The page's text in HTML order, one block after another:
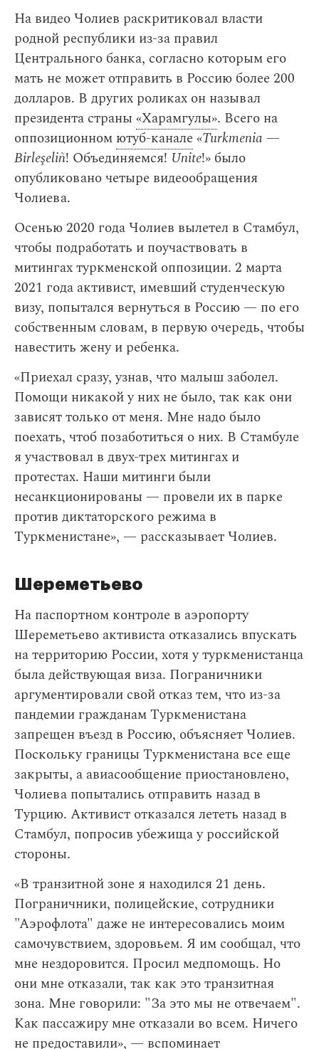
На видео Чолиев раскритиковал власти
родной республики из-за правил
Центрального банка, согласно которым его
мать не может отправить в Россию более 200
долларов. В других роликах он называл
президента страны «Харамгулы». Всего на
оппозиционном ютуб-канале«Turkmenia —
Birleşeliñ! Объединяемся! Unite!» было
опубликовано четыре видеообращения
Чолиева.
Осенью 2020 года Чолиев вылетел в Стамбул,
чтобы подработать и поучаствовать в
митингах туркменской оппозиции. 2 марта
2021 года активист, имевший студенческую
визу, попытался вернуться в Россию — по его
собственным словам, в первую очередь, чтобы
навестить жену и ребенка.
«Приехал сразу, узнав, что малыш заболел.
Помощи никакой у них не было, так как они
зависят только от меня. Мне надо было
поехать, чтоб позаботиться о них. В Стамбуле
я участвовал в двух-трех митингах и
протестах. Наши митинги были
несанкционированы — провели их в парке
против диктаторского режима в
Туркменистане», — рассказывает Чолиев.
Шереметьево
На паспортном контроле в аэропорту
Шереметьево активиста отказались впускать
на территорию России, хотя у туркменистанца
была действующая виза. Пограничники
аргументировали свой отказ тем, что из-за
пандемии гражданам Туркменистана
запрещен въезд в Россию, объясняет Чолиев.
Поскольку границы Туркменистана все еще
закрыты, а авиасообщение приостановлено,
Чолиева попытались отправить назад в
Турцию. Активист отказался лететь назад в
Стамбул, попросив убежища у российской
стороны.
«В транзитной зоне я находился 21 день.
Пограничники, полицейские, сотрудники
"Аэрофлота" даже не интересовались моим
самочувствием, здоровьем. Я им сообщал, что
мне нездоровится. Просил медпомощь. Но
они мне отказали, так как это транзитная
зона. Мне говорили: "За это мы не отвечаем".
Как пассажиру мне отказали во всем. Ничего
не предоставили», — вспоминает